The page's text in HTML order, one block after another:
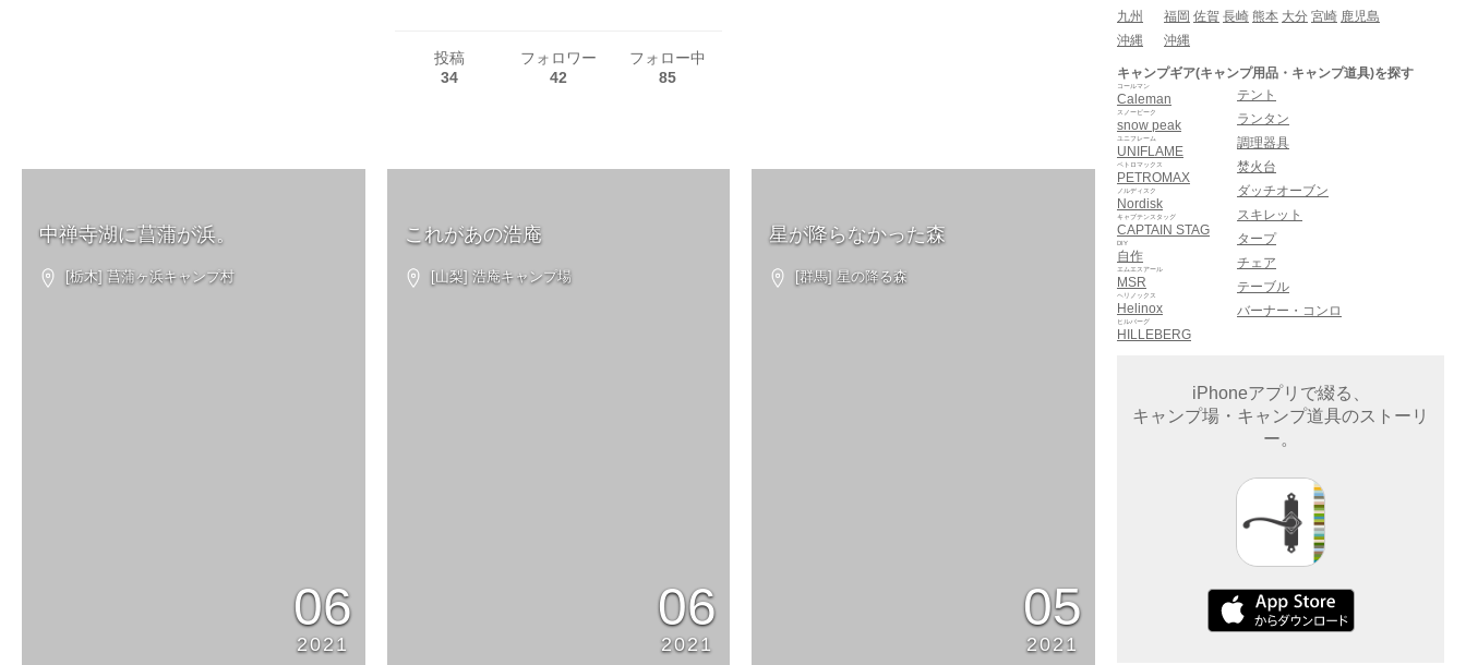
投稿
34
フォロワー
42
フォロー中
85
中禅寺湖に菖蒲が浜。
[栃木] 菖蒲ヶ浜キャンプ村
06
2021
これがあの浩庵
[山梨] 浩庵キャンプ場
06
2021
星が降らなかった森
[群馬] 星の降る森
05
2021
九州
福岡 佐賀 長崎 熊本 大分 宮崎 鹿児島
沖縄
沖縄
キャンプギア(キャンプ用品・キャンプ道具)を探す
Caleman
コールマン
snow peak
スノーピーク
UNIFLAME
ユニフレーム
PETROMAX
ペトロマックス
Nordisk
ノルディスク
CAPTAIN STAG
キャプテンスタッグ
自作
DIY
MSR
エムエスアール
Helinox
ヘリノックス
HILLEBERG
ヒルバーグ
テント
ランタン
調理器具
焚火台
ダッチオーブン
スキレット
タープ
チェア
テーブル
バーナー・コンロ
iPhoneアプリで綴る、
キャンプ場・キャンプ道具のストーリ
ー。